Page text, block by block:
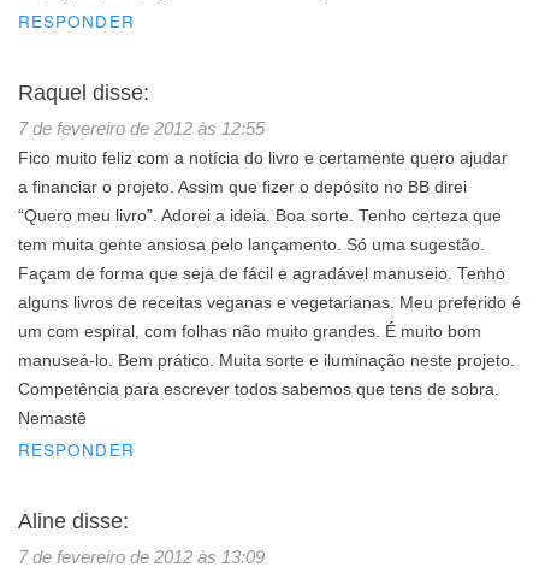
RESPONDER
Raquel disse:
7 de fevereiro de 2012 às 12:55
Fico muito feliz com a notícia do livro e certamente quero ajudar
a financiar o projeto. Assim que fizer o depósito no BB direi
“Quero meu livro”. Adorei a ideia. Boa sorte. Tenho certeza que
tem muita gente ansiosa pelo lançamento. Só uma sugestão.
Façam de forma que seja de fácil e agradável manuseio. Tenho
alguns livros de receitas veganas e vegetarianas. Meu preferido é
um com espiral, com folhas não muito grandes. É muito bom
manuseá-lo. Bem prático. Muita sorte e iluminação neste projeto.
Competência para escrever todos sabemos que tens de sobra.
Nemastê
RESPONDER
Aline disse:
7 de fevereiro de 2012 às 13:09